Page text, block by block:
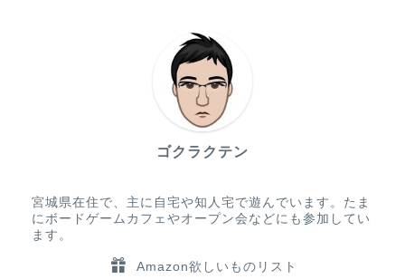
ゴクラクテン
宮城県在住で、主に自宅や知人宅で遊んでいます。たま
にボードゲームカフェやオープン会などにも参加してい
ます。
Amazon欲しいものリスト